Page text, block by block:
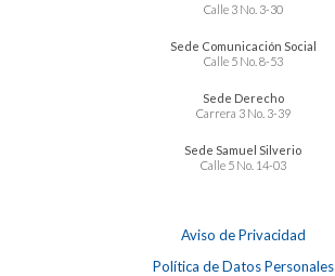
Calle 3 No. 3-30
Sede Comunicación Social
Calle 5 No. 8-53
Sede Derecho
Carrera 3 No. 3-39
Sede Samuel Silverio
Calle 5 No. 14-03
Aviso de Privacidad
Política de Datos Personales